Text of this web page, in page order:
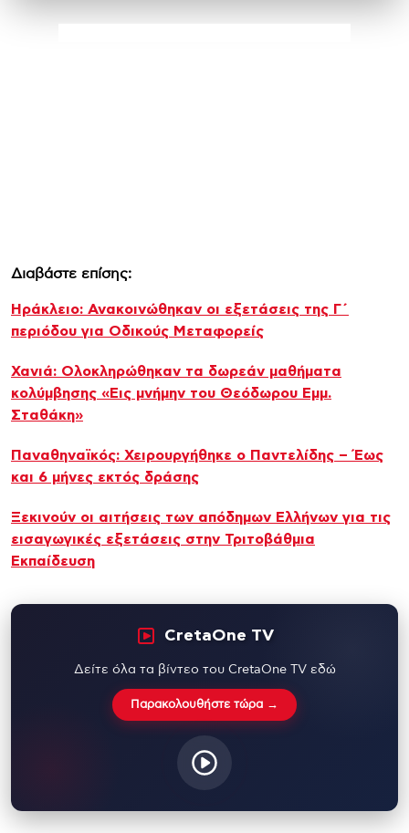
Διαβάστε επίσης:
Ηράκλειο: Ανακοινώθηκαν οι εξετάσεις της Γ΄
περιόδου για Οδικούς Μεταφορείς
Χανιά: Ολοκληρώθηκαν τα δωρεάν μαθήματα
κολύμβησης «Εις μνήμην του Θεόδωρου Εμμ.
Σταθάκη»
Παναθηναϊκός: Χειρουργήθηκε ο Παντελίδης – Έως
και 6 μήνες εκτός δράσης
Ξεκινούν οι αιτήσεις των απόδημων Ελλήνων για τις
εισαγωγικές εξετάσεις στην Τριτοβάθμια
Εκπαίδευση
CretaOne TV
Δείτε όλα τα βίντεο του CretaOne TV εδώ
Παρακολουθήστε τώρα →